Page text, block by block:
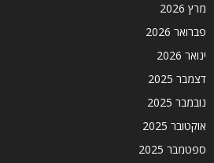
מרץ 2026
פברואר 2026
ינואר 2026
דצמבר 2025
נובמבר 2025
אוקטובר 2025
ספטמבר 2025